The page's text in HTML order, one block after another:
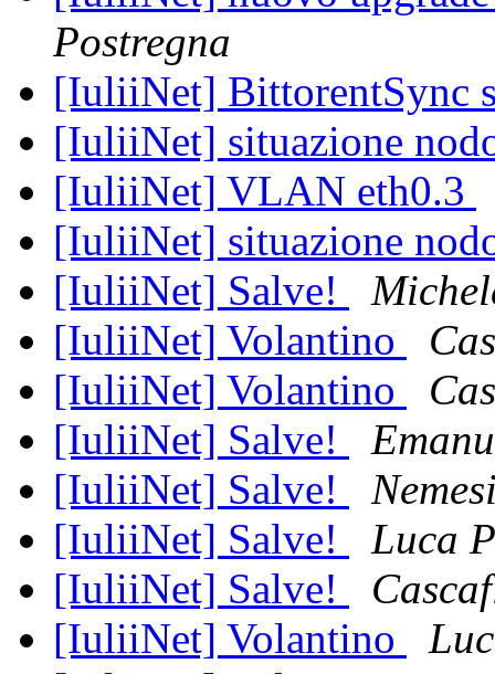
Postregna
[IuliiNet] BittorentSync
[IuliiNet] situazione
[IuliiNet] VLAN eth0.3
[IuliiNet] situazione
[IuliiNet] Salve!
[IuliiNet] Volantino
[IuliiNet] Volantino
[IuliiNet] Salve!
[IuliiNet] Salve!
[IuliiNet] Salve!
Luca
[IuliiNet] Salve!
[IuliiNet] Volantino